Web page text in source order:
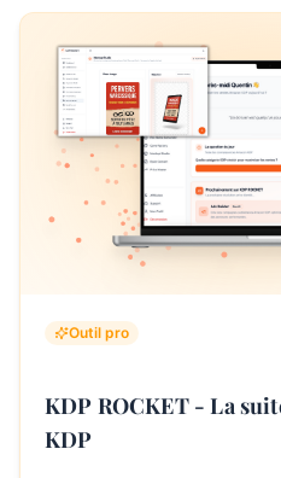
Outil pro
KDP ROCKET - La
KDP